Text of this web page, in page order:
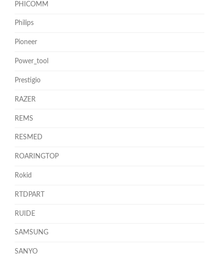
PHICOMM
Philips
Pioneer
Power_tool
Prestigio
RAZER
REMS
RESMED
ROARINGTOP
Rokid
RTDPART
RUIDE
SAMSUNG
SANYO